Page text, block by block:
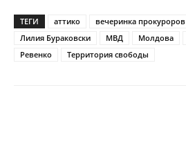
ТЕГИ аттико вечеринка прокуроров
Лилия Бураковски
МВД Молдова
Ревенко
Территория свободы